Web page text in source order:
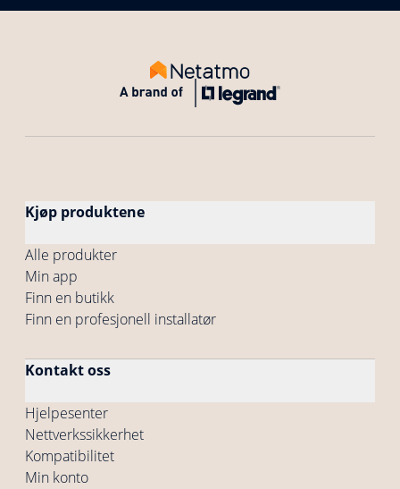
Kjøp produktene
Alle produkter
Min app
Finn en butikk
Finn en profesjonell installatør
Kontakt oss
Hjelpesenter
Nettverkssikkerhet
Kompatibilitet
Min konto